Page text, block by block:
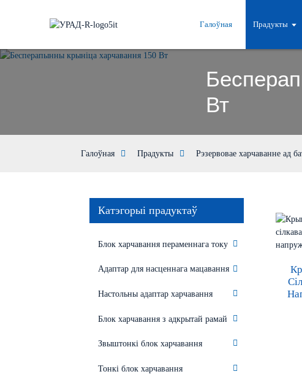
Галоўная Прадукты
Вт
Галоўная Прадукты Рэзервовае харчаванне ад
Катэгорыі прадуктаў
Блок харчавання пераменнага току
Адаптар для насценнага мацавання
Настольны адаптар харчавання
Блок харчавання з адкрытай рамай
Звыштонкі блок харчавання
Тонкі блок харчавання